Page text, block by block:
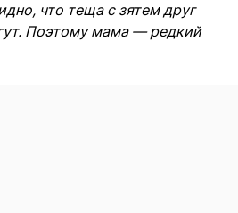
что теща с зятем друг
Поэтому мама — редкий